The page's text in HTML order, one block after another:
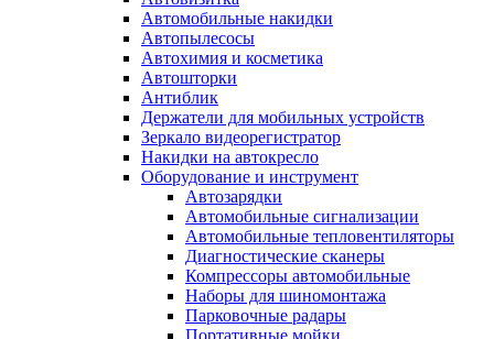
Автомобильные накидки
Автопылесосы
Автохимия и косметика
Автошторки
Антиблик
Держатели для мобильных устройств
Зеркало видеорегистратор
Накидки на автокресло
Оборудование и инструмент
Автозарядки
Автомобильные сигнализации
Автомобильные тепловентиляторы
Диагностические сканеры
Компрессоры автомобильные
Наборы для шиномонтажа
Парковочные радары
Портативные мойки